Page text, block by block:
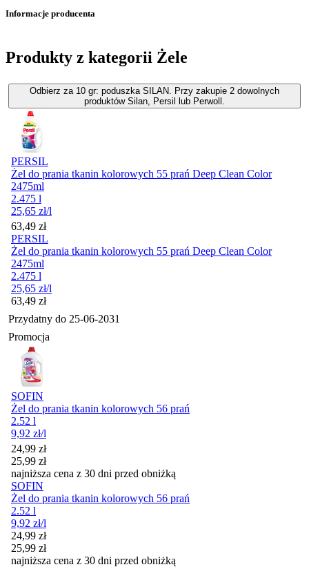
Informacje producenta
Produkty z kategorii Żele
Odbierz za 10 gr: poduszka SILAN. Przy zakupie 2 dowolnych
produktów Silan, Persil lub Perwoll.
PERSIL
Żel do prania tkanin kolorowych 55 prań Deep Clean Color
2475ml
2.475 l
25,65 zł/l
Cena
63,49 zł
PERSIL
Żel do prania tkanin kolorowych 55 prań Deep Clean Color
2475ml
2.475 l
25,65 zł/l
Cena
63,49 zł
Przydatny do 25-06-2031
Promocja
SOFIN
Żel do prania tkanin kolorowych 56 prań
2.52 l
9,92 zł/l
Cena promocyjna
24,99 zł
25,99 zł
najniższa cena z 30 dni przed obniżką
SOFIN
Żel do prania tkanin kolorowych 56 prań
2.52 l
9,92 zł/l
Cena promocyjna
24,99 zł
25,99 zł
najniższa cena z 30 dni przed obniżką